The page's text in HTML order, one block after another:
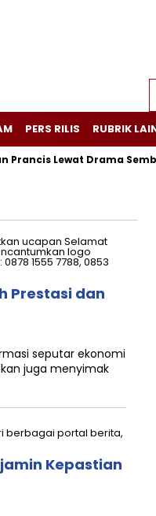
PERS RILIS RUBRIK
Lewat Drama Sembilan
Prestasi dan
seputar ekonomi
juga menyimak
Kepastian